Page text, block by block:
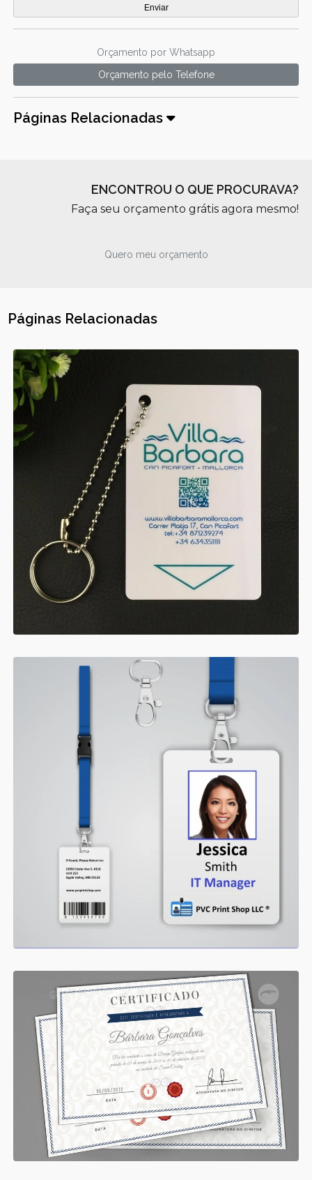
Orçamento por Whatsapp
Orçamento pelo Telefone
Páginas Relacionadas
ENCONTROU O QUE PROCURAVA?
Faça seu orçamento grátis agora mesmo!
Quero meu orçamento
Páginas Relacionadas